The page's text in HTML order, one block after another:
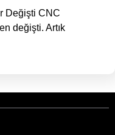
Değişti CNC
değişti. Artık